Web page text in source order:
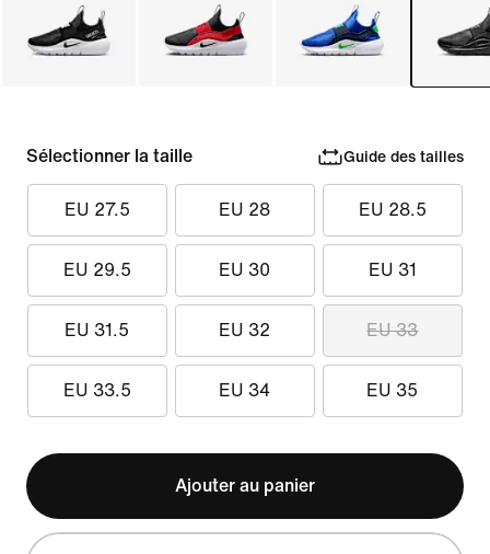
Sélectionner la taille Guide des tailles
EU 27.5 EU 28 EU 28.5
EU 29.5 EU 30 EU 31
EU 31.5 EU 32 EU 33
EU 33.5 EU 34 EU 35
Ajouter au panier